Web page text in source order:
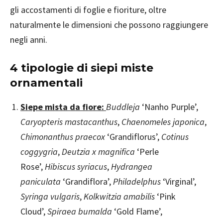
gli accostamenti di foglie e fioriture, oltre
naturalmente le dimensioni che possono raggiungere
negli anni.
4 tipologie di siepi miste
ornamentali
Siepe mista da fiore: Buddleja ‘Nanho Purple’,
Caryopteris mastacanthus, Chaenomeles japonica,
Chimonanthus praecox ‘Grandiflorus’, Cotinus
coggygria,Deutzia x magnifica ‘Perle
Rose’,Hibiscus syriacus,Hydrangea
paniculata ‘Grandiflora’,Philadelphus ‘Virginal’,
Syringa vulgaris,Kolkwitzia amabilis ‘Pink
Cloud’,Spiraea bumalda ‘Gold Flame’,